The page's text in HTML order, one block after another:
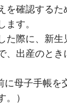
確認するた
ます。
た際に、新生
、出産のと
に母子手帳を
。）